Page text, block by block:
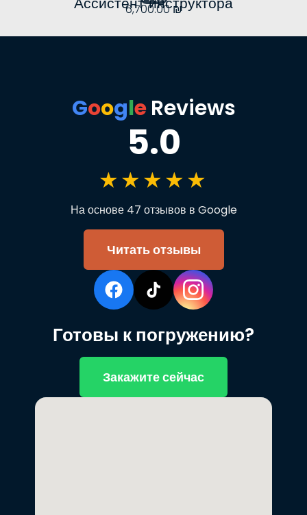
6,700.00₪
Google Reviews
5.0
★★★★★
На основе 47 отзывов в Google
Читать отзывы
Готовы к погружению?
Закажите сейчас